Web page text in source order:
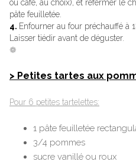
ou café, au choix), et refermer le
pâte feuilletée.
4. Enfourner au four préchauffé à
Laisser tiédir avant de déguster.
❁
> Petites tartes aux
Pour 6 petites tartelettes:
1 pâte feuilletée
3/4 pommes
sucre vanillé ou roux